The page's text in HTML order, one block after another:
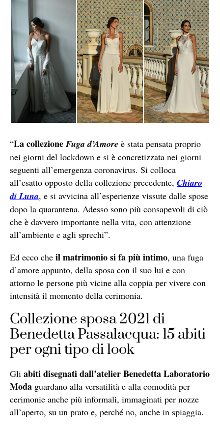
“La collezioneFuga d’Amore è stata pensata proprio
nei giorni del lockdown e si è concretizzata nei giorni
seguenti all’emergenza coronavirus. Si colloca
all’esatto opposto della collezione precedente, Chiaro
di Luna, e si avvicina all’esperienze vissute dalle spose
dopo la quarantena. Adesso sono più consapevoli di ciò
che è davvero importante nella vita, con attenzione
all’ambiente e agli sprechi”.
Ed ecco che il matrimonio si fa più intimo, una fuga
d’amore appunto, della sposa con il suo lui e con
attorno le persone più vicine alla coppia per vivere con
intensità il momento della cerimonia.
Collezione sposa 2021 di
Benedetta Passalacqua: 15 abiti
per ogni tipo di look
Gli abiti disegnati dall’atelier Benedetta Laboratorio
Moda guardano alla versatilità e alla comodità per
cerimonie anche più informali, immaginati per nozze
all’aperto, su un prato e, perché no, anche in spiaggia.